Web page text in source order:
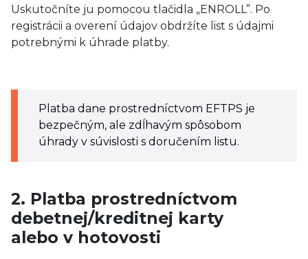
Uskutočníte ju pomocou tlačidla „ENROLL”. Po
registrácii a overení údajov obdržíte list s údajmi
potrebnými k úhrade platby.
Platba dane prostredníctvom EFTPS je
bezpečným, ale zdĺhavým spôsobom
úhrady v súvislosti s doručením listu.
2. Platba prostredníctvom
debetnej/kreditnej karty
alebo v hotovosti